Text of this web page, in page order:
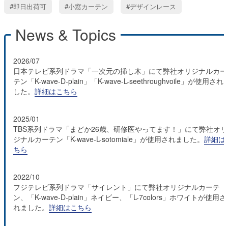
即日出荷可 小窓カーテン デザインレース
News & Topics
2026/07
日本テレビ系列ドラマ「一次元の挿し木」にて弊社オリジナルカー
テン「K-wave-D-plain」「K-wave-L-seethroughvoile」が使用され
した。 詳細はこちら
2025/01
TBS系列ドラマ「まどか26歳、研修医やってます！」にて弊社オリ
ジナルカーテン「K-wave-L-sotomiale」が使用されました。 詳細は
ちら
2022/10
フジテレビ系列ドラマ「サイレント」にて弊社オリジナルカーテ
ン、「K-wave-D-plain」ネイビー、「L-7colors」ホワイトが使用さ
れました。 詳細はこちら